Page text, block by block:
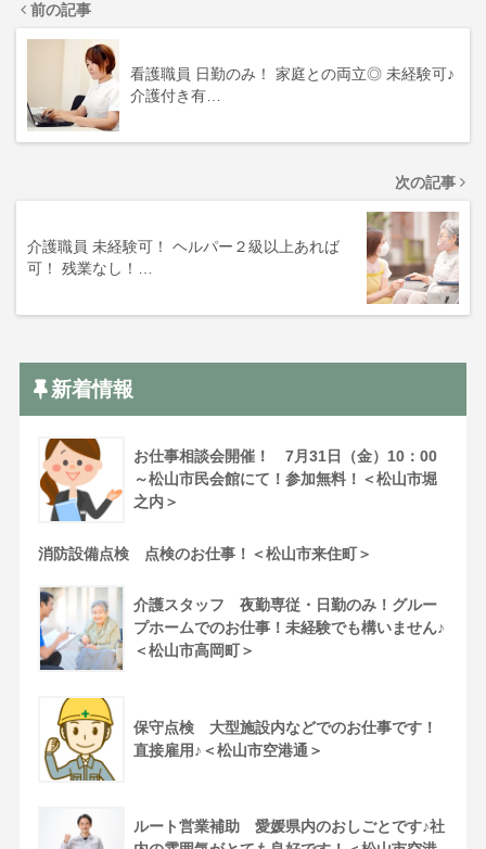
前の記事
看護職員 日勤のみ！ 家庭との両立◎ 未経験可♪
介護付き有…
次の記事
介護職員 未経験可！ ヘルパー２級以上あれば
可！ 残業なし！…
新着情報
お仕事相談会開催！ 7月31日（金）10：00
～松山市民会館にて！参加無料！＜松山市堀
之内＞
消防設備点検 点検のお仕事！＜松山市来住町＞
介護スタッフ 夜勤専従・日勤のみ！グルー
プホームでのお仕事！未経験でも構いません♪
＜松山市高岡町＞
保守点検 大型施設内などでのお仕事です！
直接雇用♪＜松山市空港通＞
ルート営業補助 愛媛県内のおしごとです♪社